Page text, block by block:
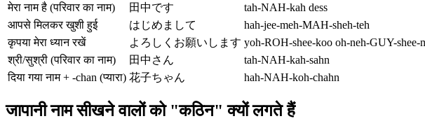
मेरा नाम है (परिवार का नाम)
田中です tah-NAH-kah dess
आपसे मिलकर खुशी हुई
はじめまして hah-jee-meh-MAH-sheh-teh
कृपया मेरा ध्यान रखें
よろしくお願いします yoh-ROH-shee-koo oh-neh-GUY-shee-
श्री/सुश्री (परिवार का नाम)
田中さん tah-NAH-kah-sahn
दिया गया नाम + -chan (प्यारा) 花子ちゃん hah-NAH-koh-chahn
जापानी नाम सीखने वालों को "कठिन" क्यों लगते हैं